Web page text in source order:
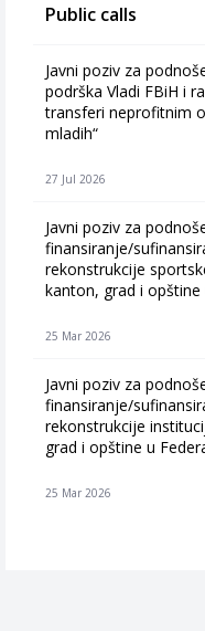
Public calls
Javni poziv za
podrška Vladi FBiH i
transferi neprofitnim
mladih“
27 Jul 2026
Javni poziv za
finansiranje/
rekonstrukcije
kanton, grad i opštine
25 Mar 2026
Javni poziv za
finansiranje/
rekonstrukcije
grad i opštine u
25 Mar 2026